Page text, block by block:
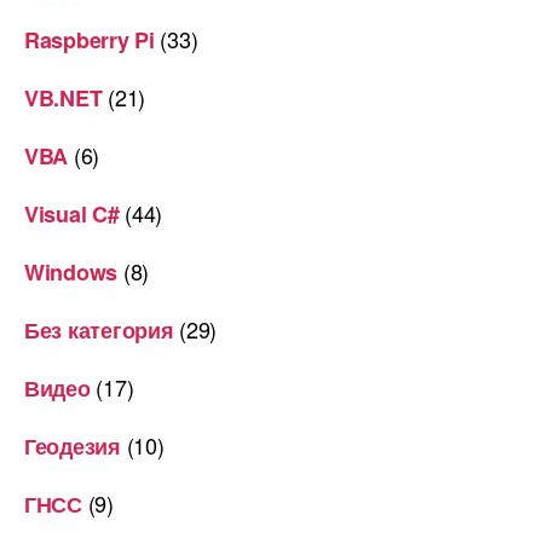
Raspberry Pi (33)
VB.NET(21)
VBA (6)
Visual C#(44)
Windows (8)
Без категория (29)
Видео(17)
Геодезия (10)
ГНСС(9)